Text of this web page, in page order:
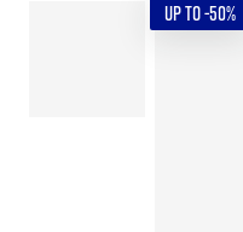
UP TO -50%